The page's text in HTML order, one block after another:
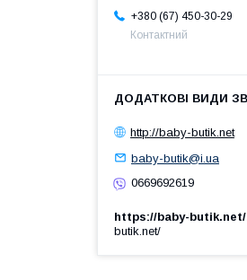
+380 (67) 450-30-29
Контактний
http://baby-butik.net
baby-butik@i.ua
0669692619
https://baby-butik.net/
butik.net/